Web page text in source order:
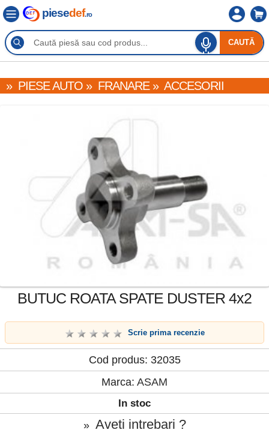
CAUTĂ
piesedef.ro
» PIESE AUTO » FRANARE» ACCESORII
BUTUC ROATA SPATE DUSTER 4x2
Scrie prima recenzie
Cod produs: 32035
Marca: ASAM
In stoc
» Aveti intrebari ?